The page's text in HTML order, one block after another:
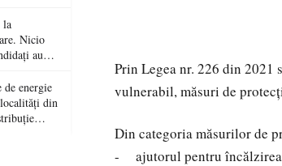
la
Nicio
au
energie
din
Prin Legea nr. 226 din 2021
vulnerabil, măsuri de
Din categoria măsurilor de
- ajutorul pentru încălzirea